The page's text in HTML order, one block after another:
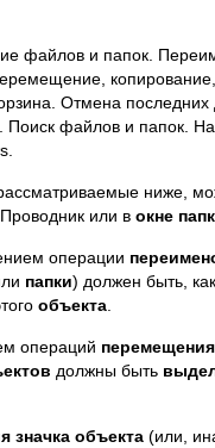
файлов и папок.
Отмена последних
Поиск файлов и папок.
ниже,
или в окне
операции
папки) должен быть,
объекта
операций перемещения
должны быть
значка объекта (или,